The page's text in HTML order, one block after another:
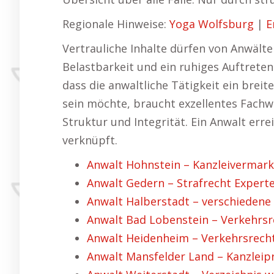
Regionale Hinweise: Yoga Wolfsburg |
Vertrauliche Inhalte dürfen von
Belastbarkeit und ein ruhiges
dass die anwaltliche Tätigkeit ein
sein möchte, braucht exzellentes
Struktur und Integrität. Ein Anwalt
verknüpft.
Anwalt Hohnstein –
Anwalt Gedern – Strafrecht
Anwalt Halberstadt –
Anwalt Bad Lobenstein –
Anwalt Heidenheim –
Anwalt Mansfelder Land –